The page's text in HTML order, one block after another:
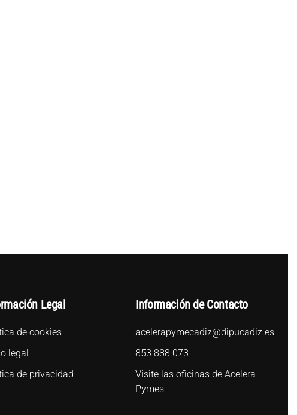
Legal
de cookies
legal
de privacidad
Información de Contacto
acelerapymecadiz@dipucadiz.es
853 888 073
Visite las oficinas de Acelera
Pymes